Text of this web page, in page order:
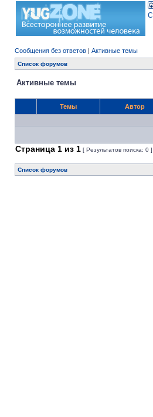
Сообщения без ответов | Активные темы
Список форумов
Активные темы
Темы Автор
Страница 1 из 1 [ Результатов поиска: 0 ]
Список форумов